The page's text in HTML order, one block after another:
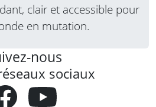
clair et accessible pour
en mutation.
nous
sociaux